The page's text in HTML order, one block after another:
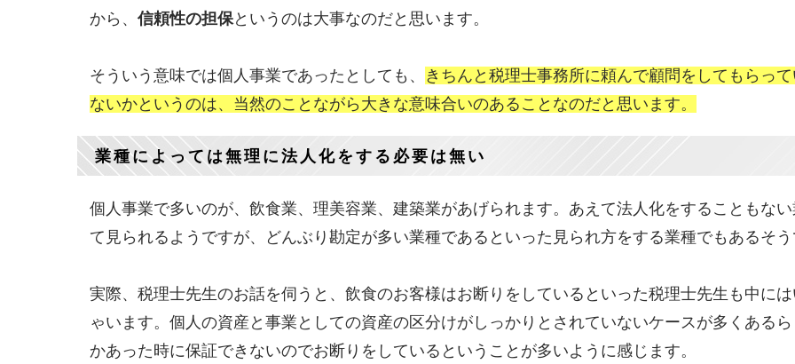
から、 信頼性の担保というのは大事なのだと思います。
そういう意味では個人事業であったとしても、
きちんと税理士事務所に頼んで顧問をしてもらっ
ないかというのは、当然のことながら大きな意味合いのあることなのだと思います。
業種によっては無理に法人化をする必要は無い
個人事業で多いのが、飲食業、理美容業、建築業があげられます。あえて法人化をすることもな
て見られるようですが、どんぶり勘定が多い業種であるといった見られ方をする業種でもあるそ
実際、税理士先生のお話を伺うと、飲食のお客様はお断りをしているといった税理士先生も中に
ゃいます。個人の資産と事業としての資産の区分けがしっかりとされていないケースが多くある
かあった時に保証できないのでお断りをしているということが多いように感じます。